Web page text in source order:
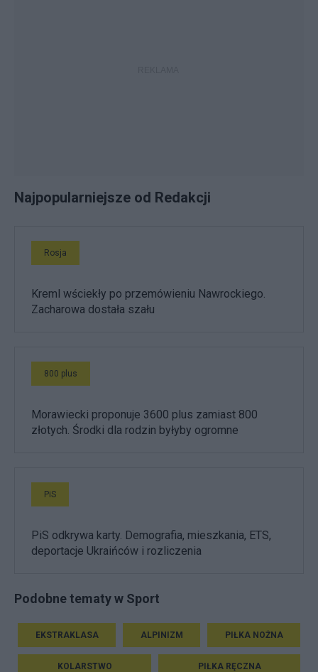
Najpopularniejsze od Redakcji
Rosja
Kreml wściekły po przemówieniu Nawrockiego.
Zacharowa dostała szału
800 plus
Morawiecki proponuje 3600 plus zamiast 800
złotych. Środki dla rodzin byłyby ogromne
PiS
PiS odkrywa karty. Demografia, mieszkania, ETS,
deportacje Ukraińców i rozliczenia
Podobne tematy w Sport
EKSTRAKLASA ALPINIZM PIŁKA NOŻNA
KOLARSTWO PIŁKA RĘCZNA